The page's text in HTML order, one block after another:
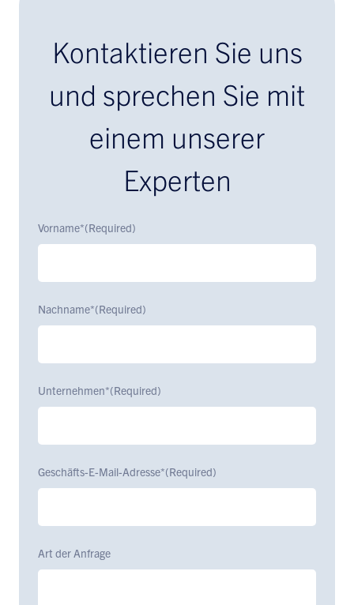
Kontaktieren Sie uns
und sprechen Sie mit
einem unserer
Experten
Vorname*(Required)
Nachname*(Required)
Unternehmen*(Required)
Geschäfts-E-Mail-Adresse*(Required)
Art der Anfrage